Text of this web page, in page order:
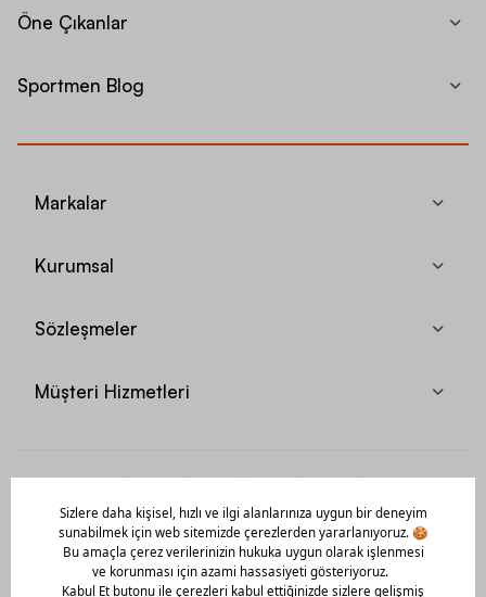
Öne Çıkanlar
Sportmen Blog
Markalar
Kurumsal
Sözleşmeler
Müşteri Hizmetleri
Mobil Uygulamamızı Hemen İndir!